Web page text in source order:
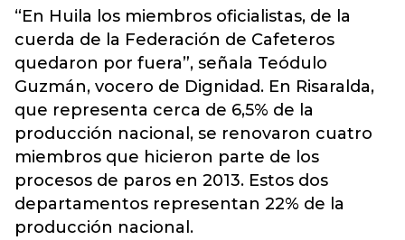
“En Huila los miembros oficialistas, de la
cuerda de la Federación de Cafeteros
quedaron por fuera”, señala Teódulo
Guzmán, vocero de Dignidad. En Risaralda,
que representa cerca de 6,5% de la
producción nacional, se renovaron cuatro
miembros que hicieron parte de los
procesos de paros en 2013. Estos dos
departamentos representan 22% de la
producción nacional.